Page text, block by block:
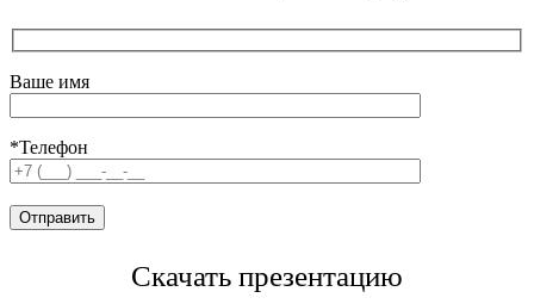
Ваше имя
*Телефон
Скачать презентацию